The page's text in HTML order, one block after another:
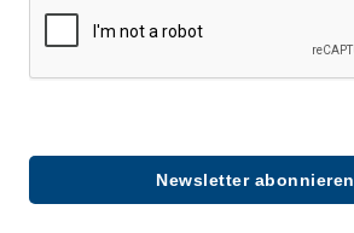
Newsletter abonnieren